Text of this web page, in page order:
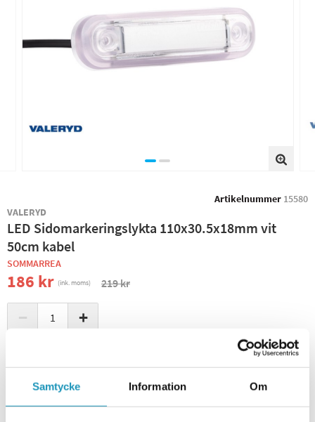
Samtycke Information Om
Artikelnummer 15580
VALERYD
LED Sidomarkeringslykta 110x30.5x18mm vit
50cm kabel
SOMMARREA
186 kr (ink. moms) 219 kr
− +
ONLINELAGER
BESTÄLLNINGSVARA
Skickas inom 4-6 Arbetsdagar